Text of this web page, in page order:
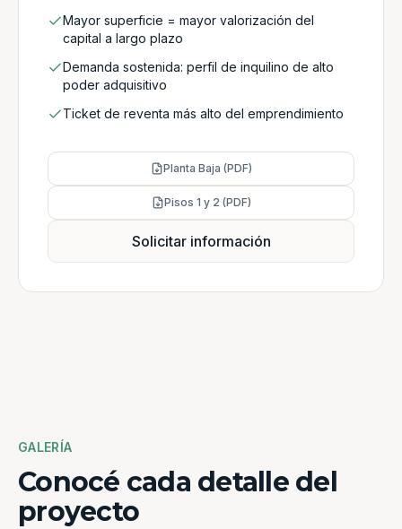
Mayor superficie = mayor valorización del
capital a largo plazo
Demanda sostenida: perfil de inquilino de alto
poder adquisitivo
Ticket de reventa más alto del emprendimiento
Planta Baja (PDF)
Pisos 1 y 2 (PDF)
Solicitar información
GALERÍA
Conocé cada detalle del
proyecto